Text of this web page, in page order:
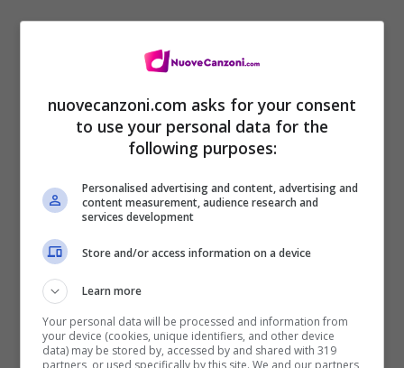
Davvero niente male questa canzone.
Ascoltiamola con la clip.
Video ufficiale Bad Mood – The Vaccines
nuovecanzoni.com asks for your consent
to use your personal data for the
following purposes:
Personalised advertising and content, advertising and
content measurement, audience research and
services development
Store and/or access information on a device
Learn more
Your personal data will be processed and information from
your device (cookies, unique identifiers, and other device
data) may be stored by, accessed by and shared with 319
partners, or used specifically by this site. We and our partners